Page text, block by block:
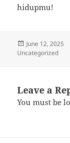
hidupmu!
Posted
on
June 12, 2025
Uncategorized
Leave a
You must be